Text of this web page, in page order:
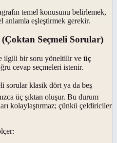
temel konusunu belirlemek,
anlamla eşleştirmek gerekir.
Seçmeli Sorular)
ilgili bir soru yöneltilir ve üç
cevap seçmeleri istenir.
sorular klasik dört ya da beş
üç şıktan oluşur. Bu durum
kolaylaştırmaz; çünkü çeldiriciler